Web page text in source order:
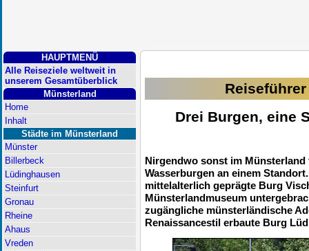
HAUPTMENÜ
Alle Reiseziele weltweit in
unserem Gesamtüberblick
Münsterland
Home
Inhalt
Städte im Münsterland
Münster
Billerbeck
Lüdinghausen
Steinfurt
Gronau
Rheine
Ahaus
Vreden
Drei Burgen, eine
Nirgendwo sonst im
Wasserburgen an einem
mittelalterlich geprägte Burg
Münsterlandmuseum
zugängliche münsterländische
Renaissancestil erbaute Burg